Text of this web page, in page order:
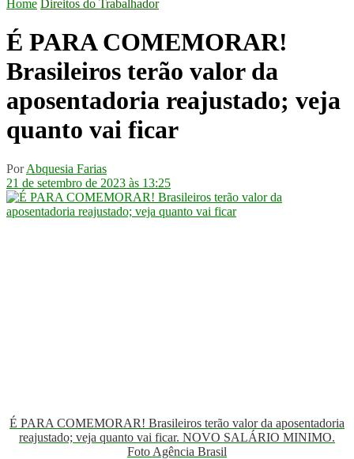
Home Direitos do Trabalhador
É PARA COMEMORAR!
Brasileiros terão valor da
aposentadoria reajustado; veja
quanto vai ficar
Por Abquesia Farias
21 de setembro de 2023 às 13:25
É PARA COMEMORAR! Brasileiros terão valor da aposentadoria
reajustado; veja quanto vai ficar. NOVO SALÁRIO MINIMO.
Foto Agência Brasil